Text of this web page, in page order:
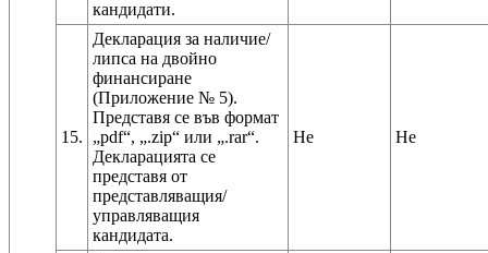
15.
Декларация за наличие/
липса на двойно
финансиране
(Приложение № 5).
Представя се във формат
„pdf“, „.zip“ или „.rar“.
Декларацията се
представя от
представляващия/
управляващия
Не Не